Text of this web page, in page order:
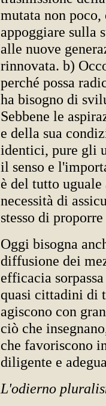
mutata non poco,
appoggiare sulla
alle nuove
rinnovata. b)
perché possa
ha bisogno di
Sebbene le
e della sua
identici, pure gli
il senso e
è del tutto
necessità di
stesso di
Oggi bisogna
diffusione dei
efficacia
quasi cittadini di
agiscono con
ciò che
che favoriscono
diligente e
L'odierno